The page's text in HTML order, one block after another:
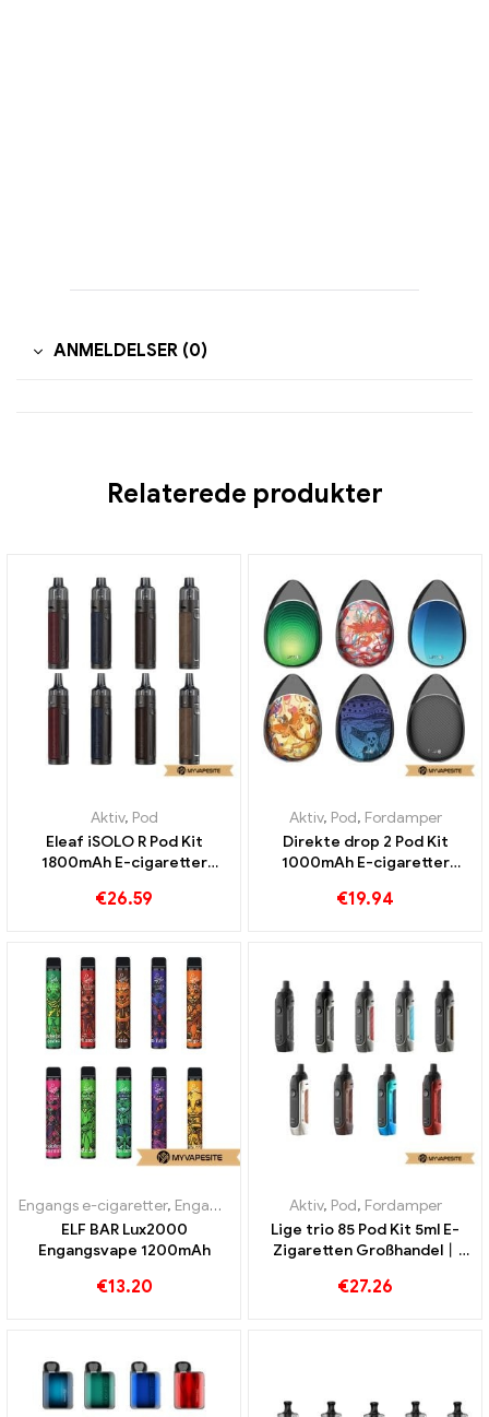
ANMELDELSER (0)
Relaterede produkter
Aktiv, Pod
Eleaf iSOLO R Pod Kit
1800mAh E-cigaretter
€26.59
Aktiv, Pod, Fordamper
Direkte drop 2 Pod Kit
1000mAh E-cigaretter
€19.94
Engangs e-cigaretter, Engangs e-cigaretter Sverige ,Engangs e-
ELF BAR Lux2000
Engangsvape 1200mAh
€13.20
Aktiv, Pod, Fordamper
Lige trio 85 Pod Kit 5ml E-
Zigaretten Großhandel丨
€27.26